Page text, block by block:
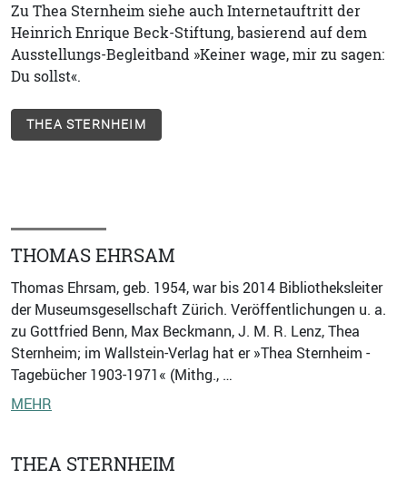
Zu Thea Sternheim siehe auch Internetauftritt der
Heinrich Enrique Beck-Stiftung, basierend auf dem
Ausstellungs-Begleitband »Keiner wage, mir zu sagen:
Du sollst«.
THEA STERNHEIM
THOMAS EHRSAM
Thomas Ehrsam, geb. 1954, war bis 2014 Bibliotheksleiter
der Museumsgesellschaft Zürich. Veröffentlichungen u. a.
zu Gottfried Benn, Max Beckmann, J. M. R. Lenz, Thea
Sternheim; im Wallstein-Verlag hat er »Thea Sternheim -
Tagebücher 1903-1971« (Mithg., …
MEHR
THEA STERNHEIM